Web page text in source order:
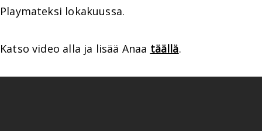
Playmateksi lokakuussa.
Katso video alla ja lisää Anaa täällä.